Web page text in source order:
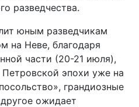
разведчества.
юным разведчикам
на Неве, благодаря
части (20-21 июля),
эпохи уже на
грандиозные
ожидает